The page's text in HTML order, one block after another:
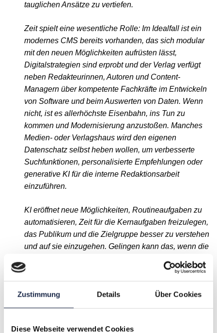
Zustimmung Details Über Cookies
Diese Webseite verwendet Cookies
tauglichen Ansätze zu vertiefen.
Zeit spielt eine wesentliche Rolle: Im Idealfall ist ein
modernes CMS bereits vorhanden, das sich modular
mit den neuen Möglichkeiten aufrüsten lässt,
Digitalstrategien sind erprobt und der Verlag verfügt
neben Redakteurinnen, Autoren und Content-
Managern über kompetente Fachkräfte im Entwickeln
von Software und beim Auswerten von Daten. Wenn
nicht, ist es allerhöchste Eisenbahn, ins Tun zu
kommen und Modernisierung anzustoßen. Manches
Medien- oder Verlagshaus wird den eigenen
Datenschatz selbst heben wollen, um verbesserte
Suchfunktionen, personalisierte Empfehlungen oder
generative KI für die interne Redaktionsarbeit
einzuführen.
KI eröffnet neue Möglichkeiten, Routineaufgaben zu
automatisieren, Zeit für die Kernaufgaben freizulegen,
das Publikum und die Zielgruppe besser zu verstehen
und auf sie einzugehen. Gelingen kann das, wenn die
Mitarbeiter ins Boot geholt werden und aktiv
eingebunden sind. Mein Verständnis der Zukunft ist,
dass wir sie selbst gestalten und dass Verlage jetzt
entscheiden, ob sie durch Überanpassung (oder
verpasste Erneuerung) in der Masse untergehen oder